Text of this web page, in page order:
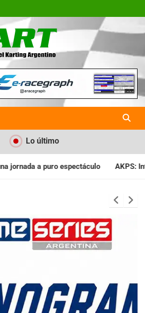
| La Revista
del Karting en
Lo último
AKPS: Intervino la IGJ y oficializó el